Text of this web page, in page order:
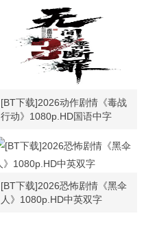
[BT下载]2026动作剧情《毒战
行动》1080p.HD国语中字
[BT下载]2026恐怖剧情《黑伞
人》1080p.HD中英双字